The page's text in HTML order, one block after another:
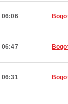
06:06
06:47
06:31